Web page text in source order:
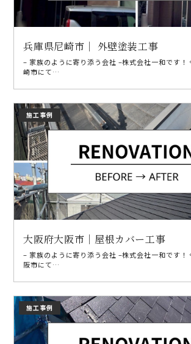
兵庫県尼崎市｜ 外壁塗装工事
– 家族のように寄り添う会社 –株式会社一和です！
崎市にて…
施工事例
大阪府大阪市｜屋根カバー工事
– 家族のように寄り添う会社 –株式会社一和です！
阪市にて…
施工事例